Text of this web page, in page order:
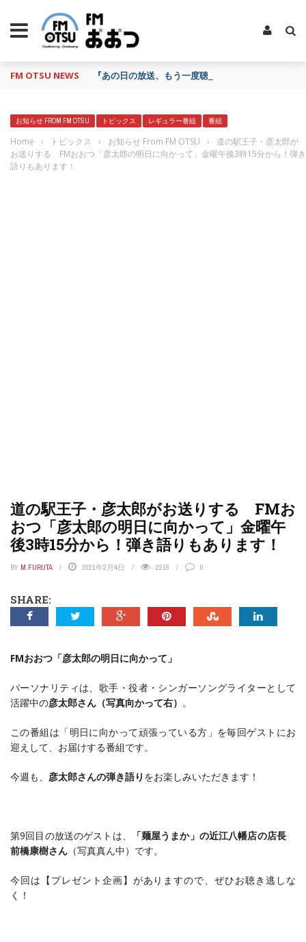
FM OTSU NEWS 『あの日の放送、もう一度聴きたいな…』にお応え
お知らせ FROM FM OTSU トピックス レギュラー番組 番組
Home › トピックス › お知らせ From FM OTSU ›
道の駅王子・彦太郎が
お送りする FMおおつ「彦太郎の明日に向かって」金曜午後3時15分から！弾き
語りもあります！
道の駅王子・彦太郎がお送りする FMお
おつ「彦太郎の明日に向かって」金曜午
後3時15分から！弾き語りもあります！
BY M.FURUTA 2021年2月4日 2218 0
SHARE:
FMおおつ「彦太郎の明日に向かって」
パーソナリティは、歌手・役者・シンガーソングライターとして
活躍中の彦太郎さん（写真向かって右） 。
この番組は「明日に向かって頑張っている方」を毎回ゲストにお
迎えして、お届けする番組です。
今週も、 彦太郎さんの弾き語り をお楽しみいただきます！
第9回目の放送のゲストは、 「麺屋うまか」の近江八幡店の店長
前橋康樹さん （写真真ん中）です。
今回は【プレゼント企画】がありますので、ぜひお聴き逃しな
く！